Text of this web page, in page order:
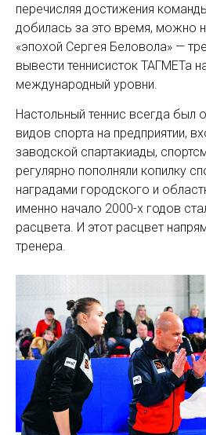
перечисляя достижения
добилась за это время, можно
«эпохой Сергея ­Беловола» —
вывести теннисисток ­ТАГМЕТа
международный уровни.
Настольный теннис всегда был
видов спорта на предприятии,
заводской спартакиады,
регулярно пополняли копилку
наградами городского и
именно начало 2000-х годов
расцвета. И этот расцвет
тренера.